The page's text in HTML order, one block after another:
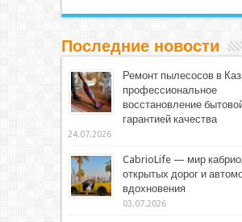
Последние новости
Ремонт пылесосов в
профессиональное
восстановление
гарантией качества
24.07.2026
CabrioLife — мир
открытых дорог и
вдохновения
03.07.2026